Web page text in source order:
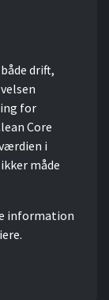
drift,
for
Core
i
måde
information